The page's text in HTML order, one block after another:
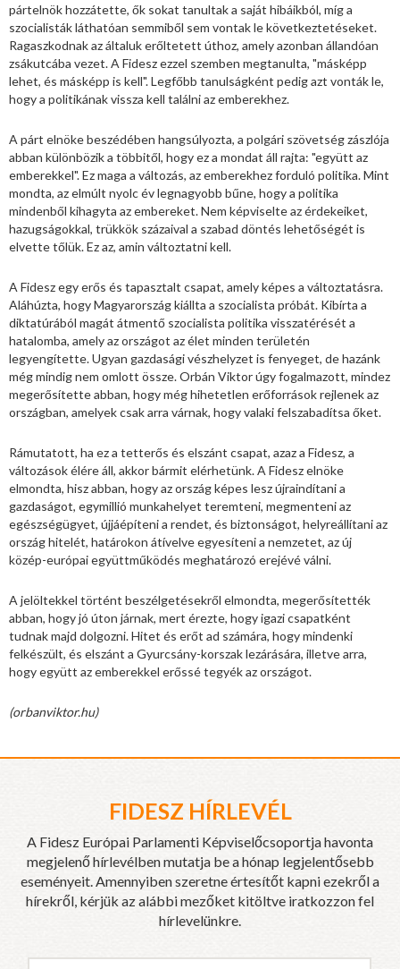
pártelnök hozzátette, ők sokat tanultak a saját hibáikból, míg a
szocialisták láthatóan semmiből sem vontak le következtetéseket.
Ragaszkodnak az általuk erőltetett úthoz, amely azonban állandóan
zsákutcába vezet. A Fidesz ezzel szemben megtanulta, "másképp
lehet, és másképp is kell". Legfőbb tanulságként pedig azt vonták le,
hogy a politikának vissza kell találni az emberekhez.
A párt elnöke beszédében hangsúlyozta, a polgári szövetség zászlója
abban különbözik a többitől, hogy ez a mondat áll rajta: "együtt az
emberekkel". Ez maga a változás, az emberekhez forduló politika. Mint
mondta, az elmúlt nyolc év legnagyobb bűne, hogy a politika
mindenből kihagyta az embereket. Nem képviselte az érdekeiket,
hazugságokkal, trükkök százaival a szabad döntés lehetőségét is
elvette tőlük. Ez az, amin változtatni kell.
A Fidesz egy erős és tapasztalt csapat, amely képes a változtatásra.
Aláhúzta, hogy Magyarország kiállta a szocialista próbát. Kibírta a
diktatúrából magát átmentő szocialista politika visszatérését a
hatalomba, amely az országot az élet minden területén
legyengítette. Ugyan gazdasági vészhelyzet is fenyeget, de hazánk
még mindig nem omlott össze. Orbán Viktor úgy fogalmazott, mindez
megerősítette abban, hogy még hihetetlen erőforrások rejlenek az
országban, amelyek csak arra várnak, hogy valaki felszabadítsa őket.
Rámutatott, ha ez a tetterős és elszánt csapat, azaz a Fidesz, a
változások élére áll, akkor bármit elérhetünk. A Fidesz elnöke
elmondta, hisz abban, hogy az ország képes lesz újraindítani a
gazdaságot, egymillió munkahelyet teremteni, megmenteni az
egészségügyet, újjáépíteni a rendet, és biztonságot, helyreállítani az
ország hitelét, határokon átívelve egyesíteni a nemzetet, az új
közép-európai együttműködés meghatározó erejévé válni.
A jelöltekkel történt beszélgetésekről elmondta, megerősítették
abban, hogy jó úton járnak, mert érezte, hogy igazi csapatként
tudnak majd dolgozni. Hitet és erőt ad számára, hogy mindenki
felkészült, és elszánt a Gyurcsány-korszak lezárására, illetve arra,
hogy együtt az emberekkel erőssé tegyék az országot.
(orbanviktor.hu)
FIDESZ HÍRLEVÉL
A Fidesz Európai Parlamenti Képviselőcsoportja havonta
megjelenő hírlevélben mutatja be a hónap legjelentősebb
eseményeit. Amennyiben szeretne értesítőt kapni ezekről a
hírekről, kérjük az alábbi mezőket kitöltve iratkozzon fel
hírlevelünkre.